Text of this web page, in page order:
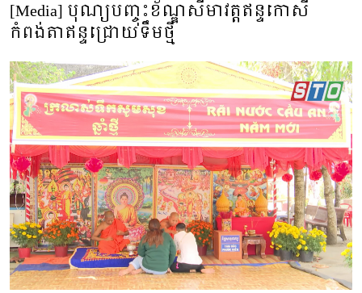
[Media] បុណ្យបញ្ចុះខ័ណ្ឌសីមាវត្តឥន្ទកោសី
កំពង់តាឥន្ទជ្រោយទឹមថ្មី